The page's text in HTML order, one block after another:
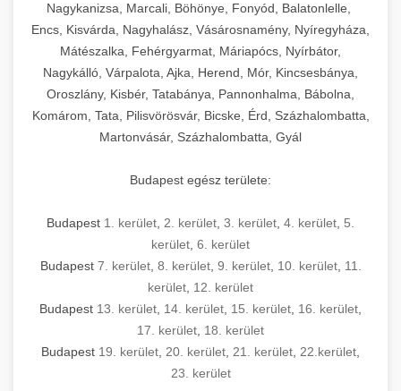
Nagykanizsa, Marcali, Böhönye, Fonyód, Balatonlelle,
Encs, Kisvárda, Nagyhalász, Vásárosnamény, Nyíregyháza,
Mátészalka, Fehérgyarmat, Máriapócs, Nyírbátor,
Nagykálló, Várpalota, Ajka, Herend, Mór, Kincsesbánya,
Oroszlány, Kisbér, Tatabánya, Pannonhalma, Bábolna,
Komárom, Tata, Pilisvörösvár, Bicske, Érd, Százhalombatta,
Martonvásár, Százhalombatta, Gyál
Budapest egész területe:
Budapest 1. kerület 2. kerület 3. kerület 4. kerület 5.
kerület 6. kerület
Budapest 7. kerület, 8. kerület, 9. kerület, 10. kerület, 11.
kerület 12. kerület
Budapest 13. kerület 14. kerület 15. kerület 16. kerület
17. kerület 18. kerület
Budapest 19. kerület 20. kerület 21. kerület 22.kerület
23. kerület